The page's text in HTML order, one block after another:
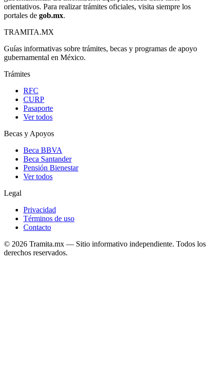
orientativos. Para realizar trámites oficiales, visita siempre los
portales de gob.mx.
TRAMITA.MX
Guías informativas sobre trámites, becas y programas de apoyo
gubernamental en México.
Trámites
RFC
CURP
Pasaporte
Ver todos
Becas y Apoyos
Beca BBVA
Beca Santander
Pensión Bienestar
Ver todos
Legal
Privacidad
Términos de uso
Contacto
© 2026 Tramita.mx — Sitio informativo independiente. Todos los
derechos reservados.